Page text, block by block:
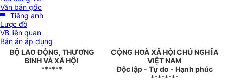
Văn bản gốc
Tiếng anh
Lược đồ
VB liên quan
Bản án áp dụng
BỘ LAO ĐỘNG, THƯƠNG
BINH VÀ XÃ HỘI
******
CỘNG HOÀ XÃ HỘI CHỦ NGHĨA
VIỆT NAM
Độc lập - Tự do - Hạnh phúc
********